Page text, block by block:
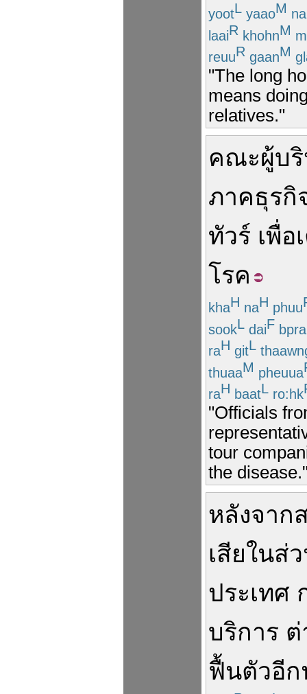
yootL yaaoM
laaiR khohnM
reuuR gaanM
"The long
means
relatives."
คณะผู้บ
ภาคธุรกิ
ทัวร์ เพื่อ
โรค
khaH naH phuu
sookL daiF bpra
raH gitL
thuaaM pheuua
raH baatL ro:hk
"Officials
tour
the
หลังจาก
เสียในส่
ประเทศ
บริการ ต่
ฟื้นตัวอี